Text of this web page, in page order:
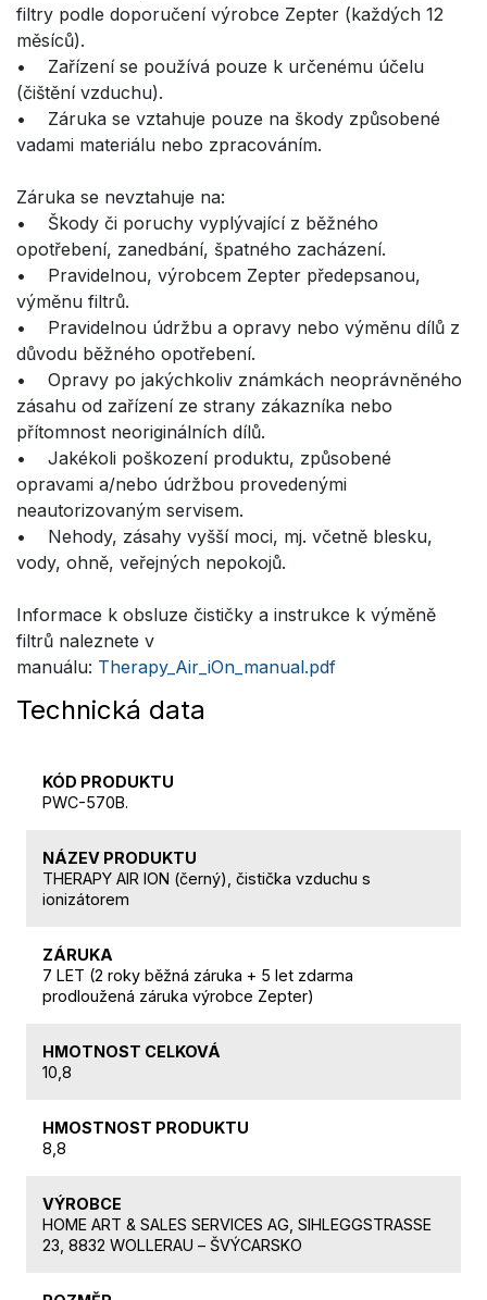
filtry podle doporučení výrobce Zepter (každých 12
měsíců).
• Zařízení se používá pouze k určenému účelu
(čištění vzduchu).
• Záruka se vztahuje pouze na škody způsobené
vadami materiálu nebo zpracováním.
Záruka se nevztahuje na:
• Škody či poruchy vyplývající z běžného
opotřebení, zanedbání, špatného zacházení.
• Pravidelnou, výrobcem Zepter předepsanou,
výměnu filtrů.
• Pravidelnou údržbu a opravy nebo výměnu dílů z
důvodu běžného opotřebení.
• Opravy po jakýchkoliv známkách neoprávněného
zásahu od zařízení ze strany zákazníka nebo
přítomnost neoriginálních dílů.
• Jakékoli poškození produktu, způsobené
opravami a/nebo údržbou provedenými
neautorizovaným servisem.
• Nehody, zásahy vyšší moci, mj. včetně blesku,
vody, ohně, veřejných nepokojů.
Informace k obsluze čističky a instrukce k výměně
filtrů naleznete v
manuálu: Therapy_Air_iOn_manual.pdf
Technická data
KÓD PRODUKTU
PWC-570B.
NÁZEV PRODUKTU
THERAPY AIR ION (černý), čistička vzduchu s
ionizátorem
ZÁRUKA
7 LET (2 roky běžná záruka + 5 let zdarma
prodloužená záruka výrobce Zepter)
HMOTNOST CELKOVÁ
10,8
HMOSTNOST PRODUKTU
8,8
VÝROBCE
HOME ART & SALES SERVICES AG, SIHLEGGSTRASSE
23, 8832 WOLLERAU – ŠVÝCARSKO